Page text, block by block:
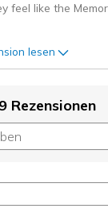
feel like the
lesen
Rezensionen